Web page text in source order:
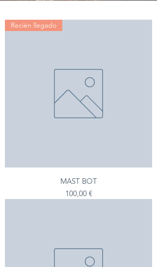
Recién llegado
MAST BOT
Precio
100,00 €